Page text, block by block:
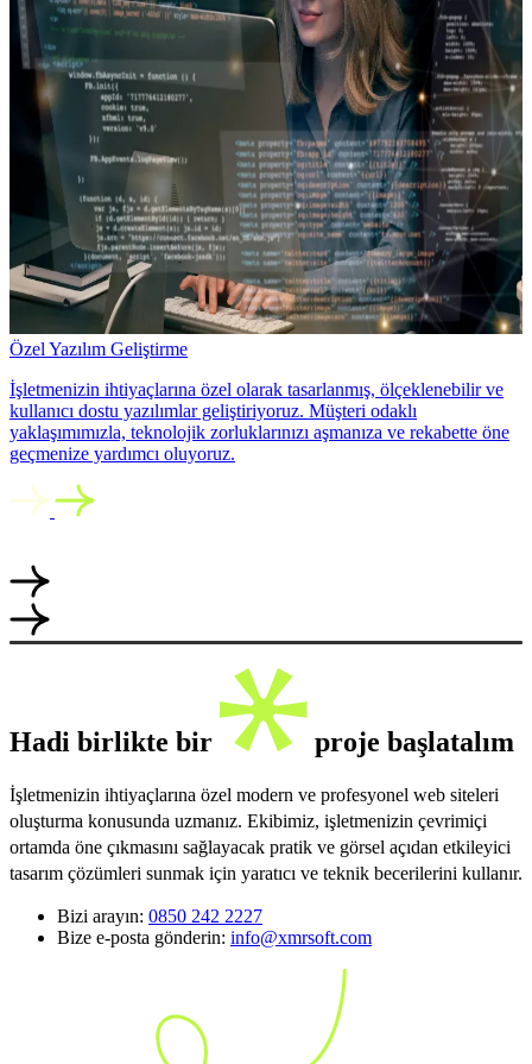
Özel Yazılım Geliştirme
İşletmenizin ihtiyaçlarına özel olarak tasarlanmış, ölçeklenebilir ve
kullanıcı dostu yazılımlar geliştiriyoruz. Müşteri odaklı
yaklaşımımızla, teknolojik zorluklarınızı aşmanıza ve rekabette öne
geçmenize yardımcı oluyoruz.
Hadi birlikte bir proje başlatalım
İşletmenizin ihtiyaçlarına özel modern ve profesyonel web siteleri
oluşturma konusunda uzmanız. Ekibimiz, işletmenizin çevrimiçi
ortamda öne çıkmasını sağlayacak pratik ve görsel açıdan etkileyici
tasarım çözümleri sunmak için yaratıcı ve teknik becerilerini kullanır.
Bizi arayın: 0850 242 2227
Bize e-posta gönderin: info@xmrsoft.com